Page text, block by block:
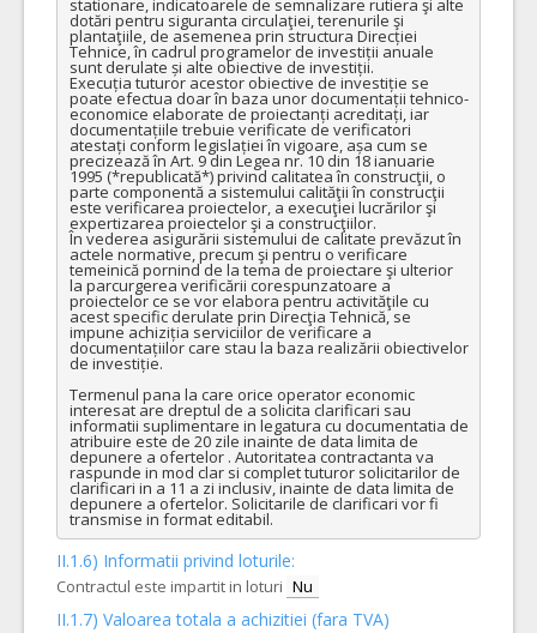
dotări pentru siguranta circulaţiei, terenurile şi
plantaţiile, de asemenea prin structura Direcției
Tehnice, în cadrul programelor de investiții anuale
sunt derulate și alte obiective de investiții.
Execuția tuturor acestor obiective de investiție se
poate efectua doar în baza unor documentații tehnico-
economice elaborate de proiectanți acreditați, iar
documentațiile trebuie verificate de verificatori
atestați conform legislației în vigoare, așa cum se
precizează în Art. 9 din Legea nr. 10 din 18 ianuarie
1995 (*republicată*) privind calitatea în construcţii, o
parte componentă a sistemului calităţii în construcţii
este verificarea proiectelor, a execuţiei lucrărilor şi
expertizarea proiectelor şi a construcţiilor.
În vederea asigurării sistemului de calitate prevăzut în
actele normative, precum şi pentru o verificare
temeinică pornind de la tema de proiectare şi ulterior
la parcurgerea verificării corespunzatoare a
proiectelor ce se vor elabora pentru activităţile cu
acest specific derulate prin Direcţia Tehnică, se
impune achiziția serviciilor de verificare a
documentațiilor care stau la baza realizării obiectivelor
de investiție.
Termenul pana la care orice operator economic
interesat are dreptul de a solicita clarificari sau
informatii suplimentare in legatura cu documentatia de
atribuire este de 20 zile inainte de data limita de
depunere a ofertelor . Autoritatea contractanta va
raspunde in mod clar si complet tuturor solicitarilor de
clarificari in a 11 a zi inclusiv, inainte de data limita de
depunere a ofertelor. Solicitarile de clarificari vor fi
transmise in format editabil.
II.1.6) Informatii privind loturile:
Contractul este impartit in loturi Nu
II.1.7) Valoarea totala a achizitiei (fara TVA)